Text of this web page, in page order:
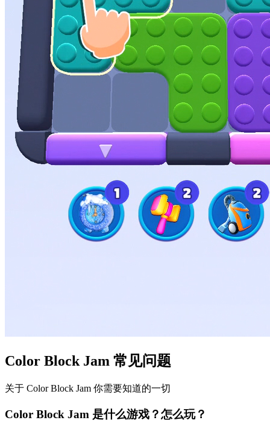
Color Block Jam 常见问题
关于 Color Block Jam 你需要知道的一切
Color Block Jam 是什么游戏？怎么玩？